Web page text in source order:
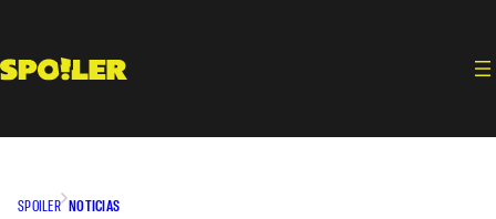
contenido
SPOILER NOTICIAS